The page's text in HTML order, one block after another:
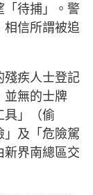
「待捕」。警
相信所謂被追
殘疾人士登記
並無的士牌
具」（偷
」及「危險駕
新界南總區交